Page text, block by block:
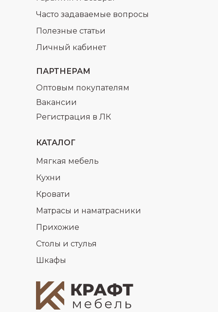
ПАРТНЕРАМ
Регистрация в ЛК
Оптовым покупателям
Вакансии
КАТАЛОГ
Кухни
Мягкая мебель
Кровати
Матрасы и наматрасники
Прихожие
Столы и стулья
Шкафы
Часто задаваемые вопросы
Полезные статьи
Личный кабинет